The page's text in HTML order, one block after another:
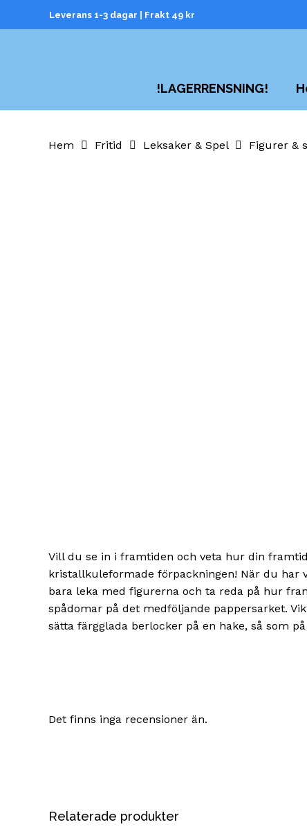
Leverans 1-3 dagar | Frakt 49 kr
!LAGERRENSNING!
Hem Fritid Leksaker & Spel Figurer &
Vill du se in i framtiden och veta hur din
kristallkuleformade förpackningen! När du har
bara leka med figurerna och ta reda på hur
spådomar på det medföljande pappersarket.
sätta färgglada berlocker på en hake, så som
Det finns inga recensioner än.
Relaterade produkter